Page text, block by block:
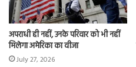
अपराधी ही नहीं, उनके परिवार को भी नहीं
मिलेगा अमेरिका का वीजा
July 27, 2026